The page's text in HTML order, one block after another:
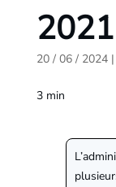
2021
20 / 06 / 2024|
3 min